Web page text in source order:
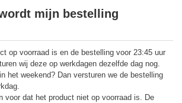
mijn bestelling
op voorraad is en de bestelling voor 23:45 uur
wij deze op werkdagen dezelfde dag nog.
het weekend? Dan versturen we de bestelling
voor dat het product niet op voorraad is. De